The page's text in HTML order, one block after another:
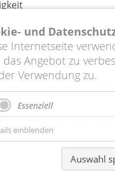
Beitrag von
Politische
und
Internetseite
das Angebot zu
Verwendung zu.
Essenziell
einblenden
Auswahl